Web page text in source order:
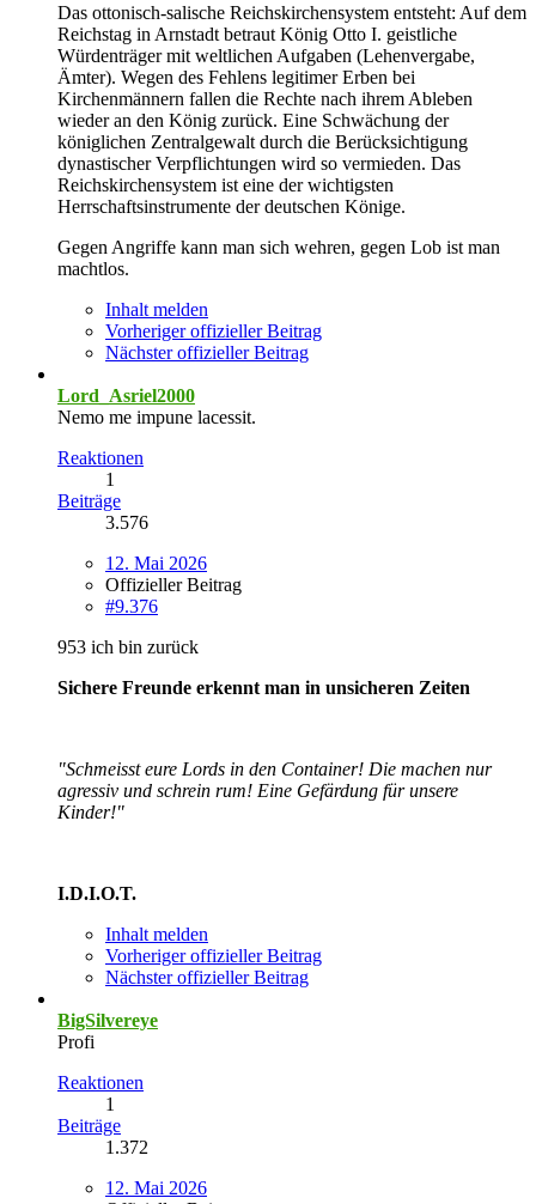
Das ottonisch-salische Reichskirchensystem entsteht: Auf dem
Reichstag in Arnstadt betraut König Otto I. geistliche
Würdenträger mit weltlichen Aufgaben (Lehenvergabe,
Ämter). Wegen des Fehlens legitimer Erben bei
Kirchenmännern fallen die Rechte nach ihrem Ableben
wieder an den König zurück. Eine Schwächung der
königlichen Zentralgewalt durch die Berücksichtigung
dynastischer Verpflichtungen wird so vermieden. Das
Reichskirchensystem ist eine der wichtigsten
Herrschaftsinstrumente der deutschen Könige.
Gegen Angriffe kann man sich wehren, gegen Lob ist man
machtlos.
Inhalt melden
Vorheriger offizieller Beitrag
Nächster offizieller Beitrag
Lord_Asriel2000
Nemo me impune lacessit.
Reaktionen
1
Beiträge
3.576
12. Mai 2026
Offizieller Beitrag
#9.376
953 ich bin zurück
Sichere Freunde erkennt man in unsicheren Zeiten
"Schmeisst eure Lords in den Container! Die machen nur
agressiv und schrein rum! Eine Gefärdung für unsere
Kinder!"
I.D.I.O.T.
Inhalt melden
Vorheriger offizieller Beitrag
Nächster offizieller Beitrag
BigSilvereye
Profi
Reaktionen
1
Beiträge
1.372
12. Mai 2026